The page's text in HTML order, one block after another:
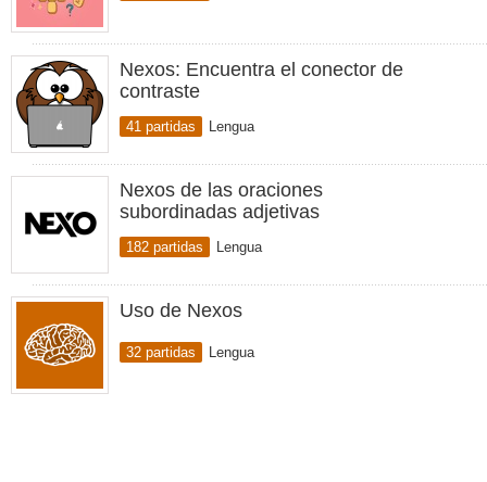
Nexos: Encuentra el conector de
contraste
41 partidas Lengua
Nexos de las oraciones
subordinadas adjetivas
182 partidas Lengua
Uso de Nexos
32 partidas Lengua